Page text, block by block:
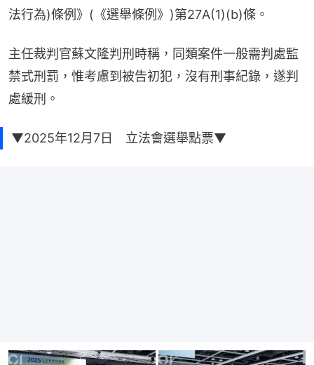
法行為)條例》(《選舉條例》)第27A(1)(b)條。
主任裁判官蘇文隆判刑時稱，同類案件一般需判處監
禁式刑罰，惟考慮到被告初犯，沒有刑事紀錄，遂判
處緩刑。
▼2025年12月7日 立法會選舉點票▼